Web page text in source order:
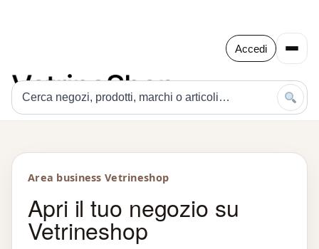
Accedi
Area business Vetrineshop
Apri il tuo negozio su
Vetrineshop